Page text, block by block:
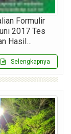
Formulir
2017 Tes
Hasil…
Selengkapnya